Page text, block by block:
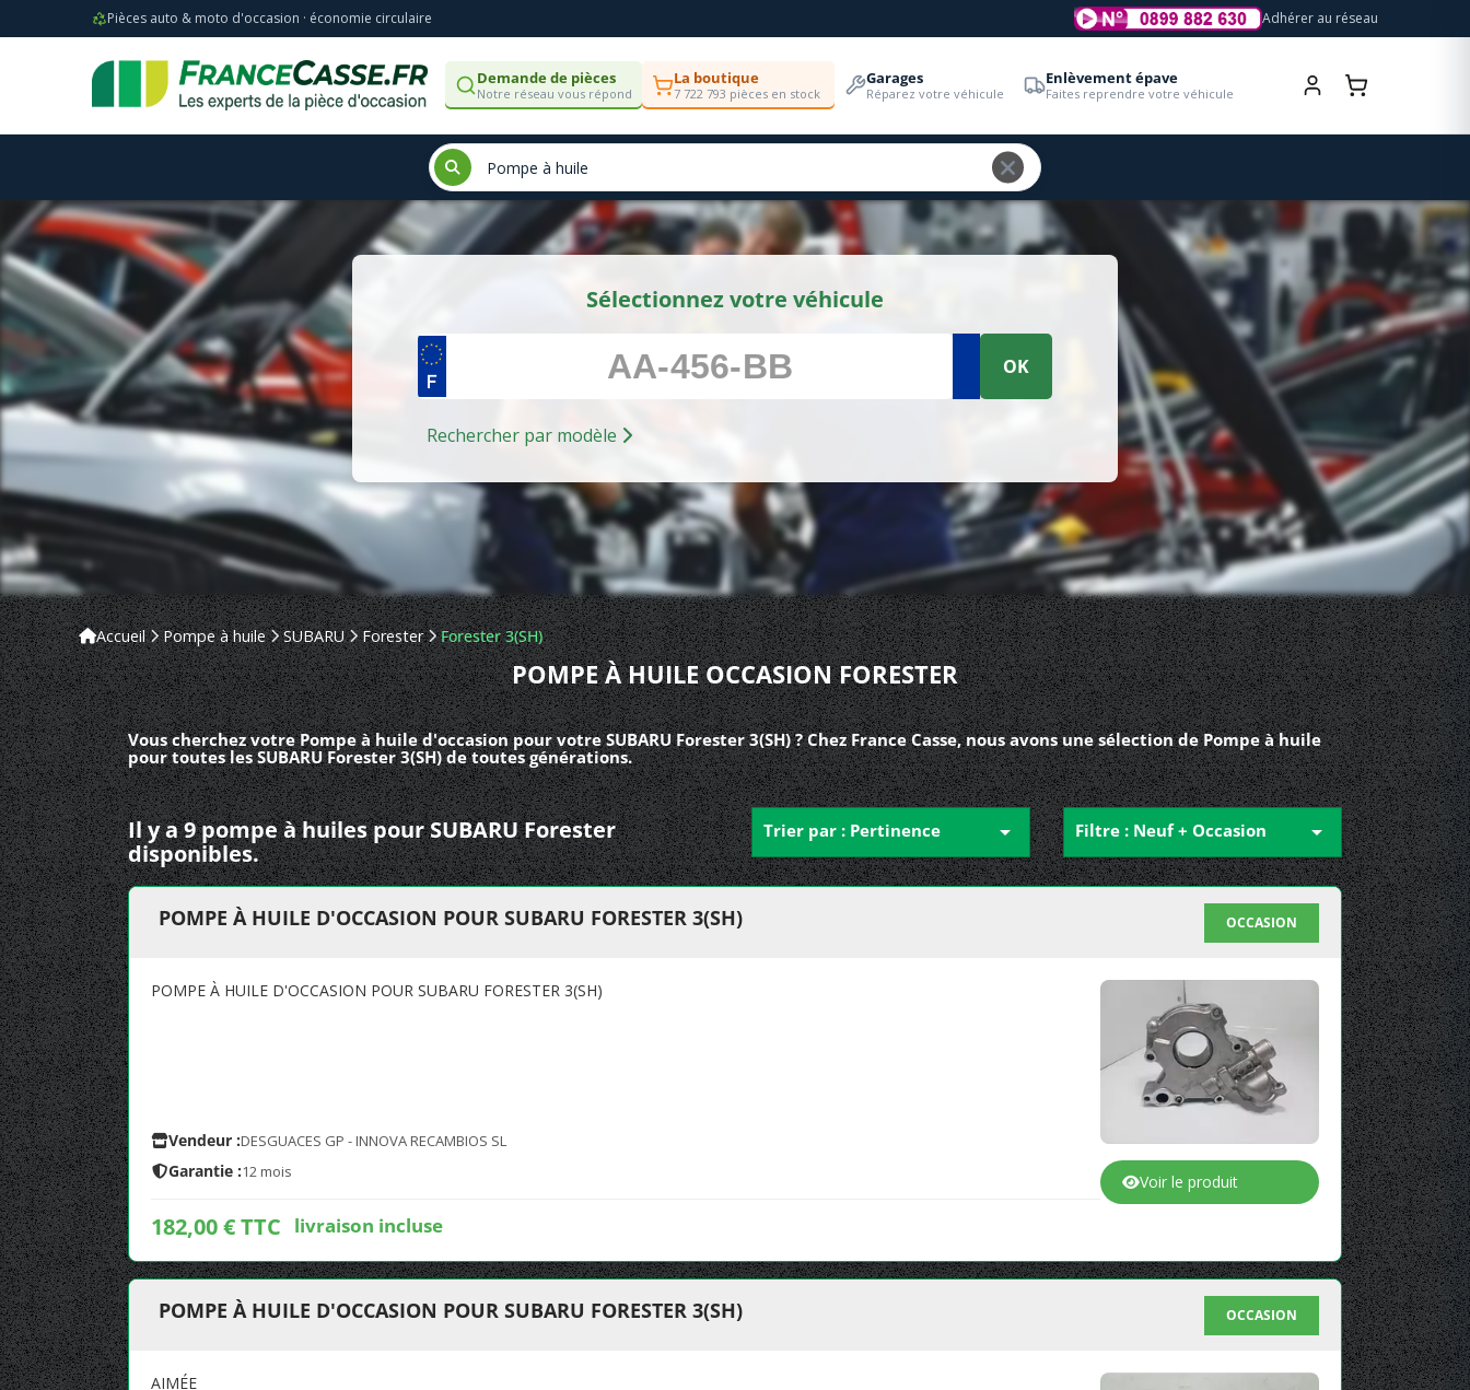
Pièces auto & moto d'occasion · économie circulaire Adhérer au réseau
Demande de pièces
Notre réseau vous répond
La boutique
7 722 793 pièces en stock
Garages
Réparez votre véhicule
Enlèvement épave
Faites reprendre votre véhicule
Sélectionnez votre véhicule
OK
Rechercher par modèle
Accueil Pompe à huile SUBARU Forester Forester 3(SH)
POMPE À HUILE OCCASION FORESTER
Vous cherchez votre Pompe à huile d'occasion pour votre SUBARU Forester 3(SH) ? Chez France Casse, nous avons une sélection de Pompe à huile
pour toutes les SUBARU Forester 3(SH) de toutes générations.
Il y a 9 pompe à huiles pour SUBARU Forester
disponibles.
Trier par : Pertinence  Filtre : Neuf + Occasion 
POMPE À HUILE D'OCCASION POUR SUBARU FORESTER 3(SH) OCCASION
POMPE À HUILE D'OCCASION POUR SUBARU FORESTER 3(SH)
Vendeur :DESGUACES GP - INNOVA RECAMBIOS SL
Garantie :12 mois
182,00 € TTC livraison incluse
Voir le produit
POMPE À HUILE D'OCCASION POUR SUBARU FORESTER 3(SH) OCCASION
AIMÉE